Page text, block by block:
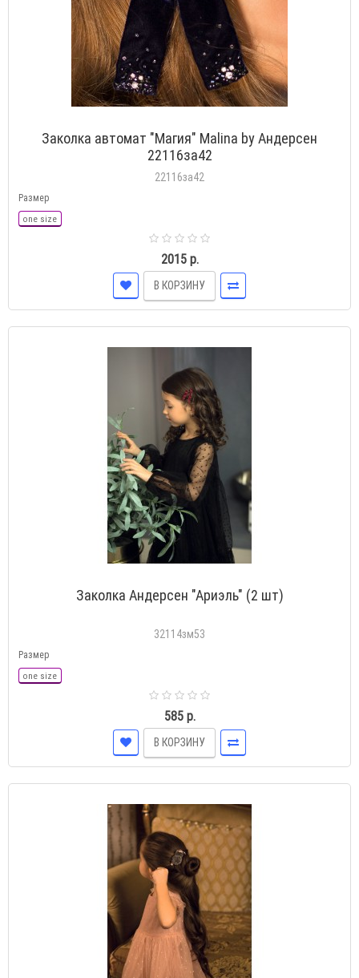
Заколка автомат "Магия" Malina by Андерсен
22116за42
22116за42
Размер
one size
2015 р.
В КОРЗИНУ
Заколка Андерсен "Ариэль" (2 шт)
32114зм53
Размер
one size
585 р.
В КОРЗИНУ